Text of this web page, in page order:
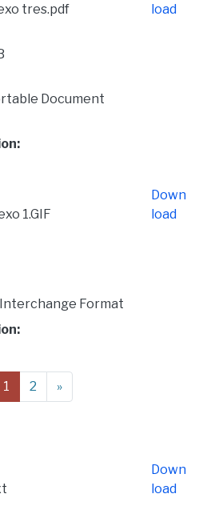
tres.pdf
Document
load
1.GIF
Format
Down
load
1 (current)
2 »
Down
load